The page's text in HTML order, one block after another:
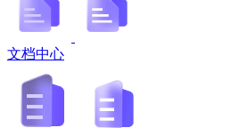
文档中心